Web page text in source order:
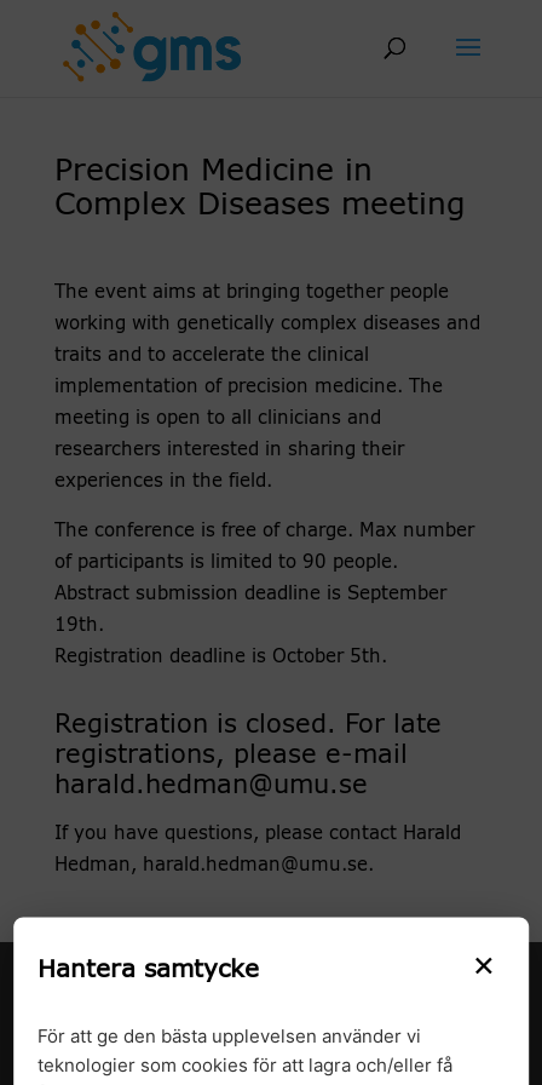
Precision Medicine in
Complex Diseases meeting
The event aims at bringing together people
working with genetically complex diseases and
traits and to accelerate the clinical
implementation of precision medicine. The
meeting is open to all clinicians and
researchers interested in sharing their
experiences in the field.
The conference is free of charge. Max number
of participants is limited to 90 people.
Abstract submission deadline is September
19th.
Registration deadline is October 5th.
Registration is closed. For late
registrations, please e-mail
harald.hedman@umu.se
If you have questions, please contact Harald
Hedman, harald.hedman@umu.se.
×
Hantera samtycke
För att ge den bästa upplevelsen använder vi
teknologier som cookies för att lagra och/eller få